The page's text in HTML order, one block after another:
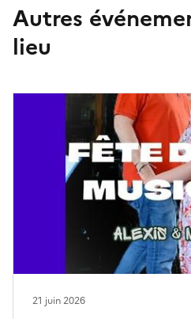
Autres
lieu
21 juin 2026